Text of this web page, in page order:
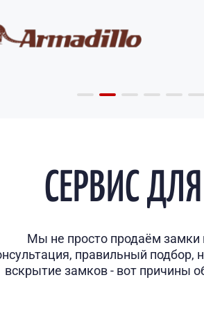
СЕРВИС
Мы не просто продаём замки
правильный подбор,
вскрытие замков - вот причины